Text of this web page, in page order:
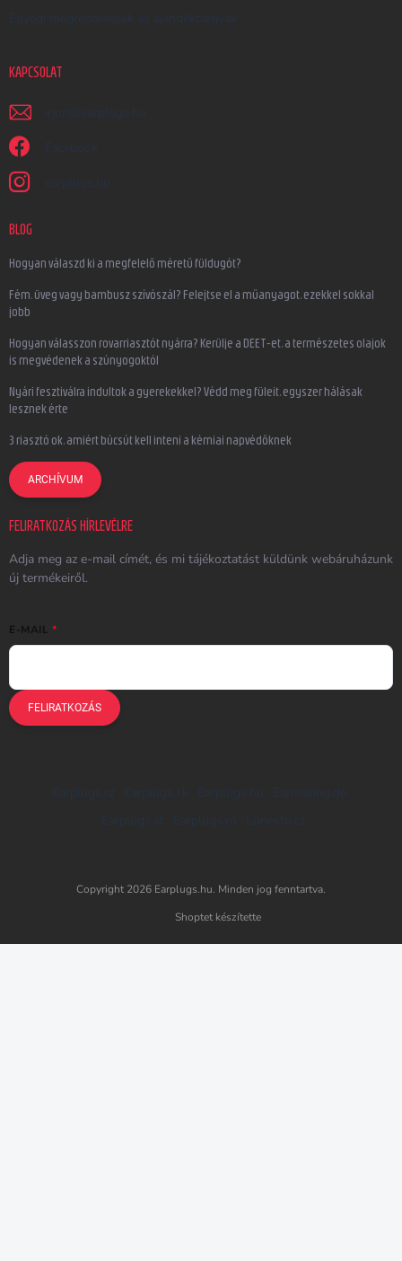
Egyedi megrendelések és ajándéktárgyak
KAPCSOLAT
irjon @ earplugs.hu
Facebook
earplugs.hu
BLOG
Hogyan válaszd ki a megfelelő méretű füldugót?
Fém, üveg vagy bambusz szívószál? Felejtse el a műanyagot, ezekkel sokkal
jobb
Hogyan válasszon rovarriasztót nyárra? Kerülje a DEET-et, a természetes olajok
is megvédenek a szúnyogoktól
Nyári fesztiválra indultok a gyerekekkel? Védd meg füleit, egyszer hálásak
lesznek érte
3 riasztó ok, amiért búcsút kell inteni a kémiai napvédőknek
ARCHÍVUM
FELIRATKOZÁS HÍRLEVÉLRE
Adja meg az e-mail címét, és mi tájékoztatást küldünk webáruházunk
új termékeiről.
E-MAIL
FELIRATKOZÁS
Earplugs.cz Earplugs.sk Earplugs.hu
Earmazing.de
Earplugs.at
Earplugs.ro Lunesto.cz
Shoptet készítette
Copyright 2026 Earplugs.hu. Minden jog fenntartva.